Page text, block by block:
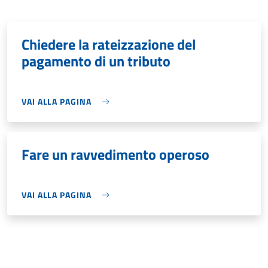
Chiedere la rateizzazione del
pagamento di un tributo
VAI ALLA PAGINA
Fare un ravvedimento operoso
VAI ALLA PAGINA